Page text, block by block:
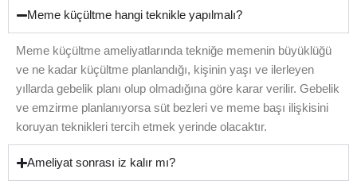
Meme küçültme hangi teknikle yapılmalı?
Meme küçültme ameliyatlarında tekniğe memenin büyüklüğü
ve ne kadar küçültme planlandığı, kişinin yaşı ve ilerleyen
yıllarda gebelik planı olup olmadığına göre karar verilir. Gebelik
ve emzirme planlanıyorsa süt bezleri ve meme başı ilişkisini
koruyan teknikleri tercih etmek yerinde olacaktır.
Ameliyat sonrası iz kalır mı?